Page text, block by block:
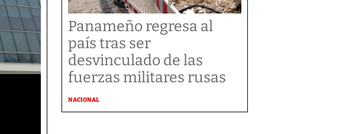
Panameño regresa al
país tras ser
desvinculado de las
fuerzas militares rusas
NACIONAL